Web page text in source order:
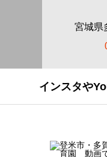
宮城県
インスタや